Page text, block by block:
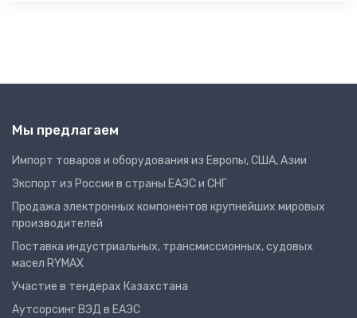
Мы предлагаем
Импорт товаров и оборудования из Европы, США, Азии
Экспорт из России в страны ЕАЭС и СНГ
Продажа электронных компонентов крупнейших мировых
производителей
Поставка индустриальных, трансмиссионных, судовых
масел RYMAX
Участие в тендерах Казахстана
Аутсорсинг ВЭД в ЕАЭС